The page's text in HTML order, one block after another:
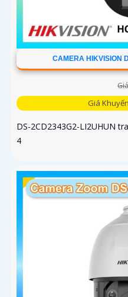
CAMERA HIKVISION
Giá
DS-2CD2343G2-LI2UHUN
4